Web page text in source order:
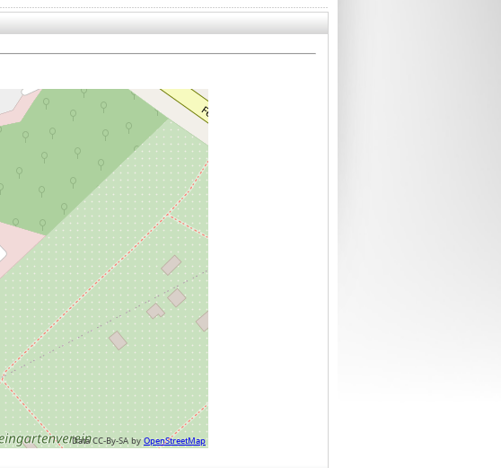
Data CC-By-SA byOpenStreetMap